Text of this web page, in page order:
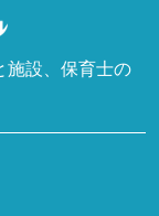
施設、保育士の